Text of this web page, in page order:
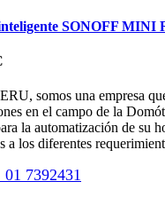
SONOFF MINI
somos una empresa
en el campo de la
la automatización de su
a los diferentes
7392431